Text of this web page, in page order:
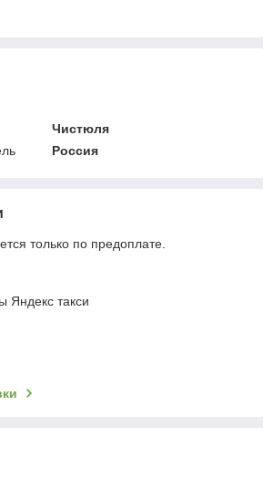
Чистюля
Россия
только по предоплате.
Яндекс такси